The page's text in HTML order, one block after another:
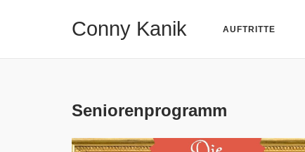
Conny Kanik AUFTRITTE
Seniorenprogramm